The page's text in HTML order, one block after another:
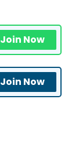
Join Now
Join Now